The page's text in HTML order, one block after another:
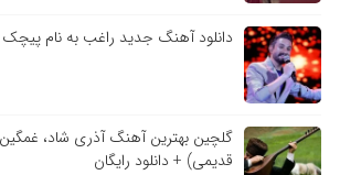
دانلود آهنگ جدید راغب به نام پیچک
گلچین بهترین آهنگ آذری شاد،
قدیمی) + دانلود رایگان